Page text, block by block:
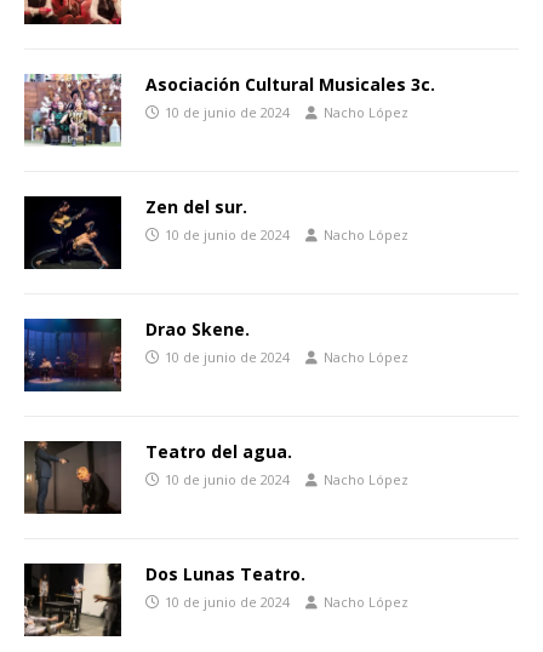
Asociación Cultural Musicales 3c.
10 de junio de 2024 Nacho López
Zen del sur.
10 de junio de 2024 Nacho López
Drao Skene.
10 de junio de 2024 Nacho López
Teatro del agua.
10 de junio de 2024 Nacho López
Dos Lunas Teatro.
10 de junio de 2024 Nacho López